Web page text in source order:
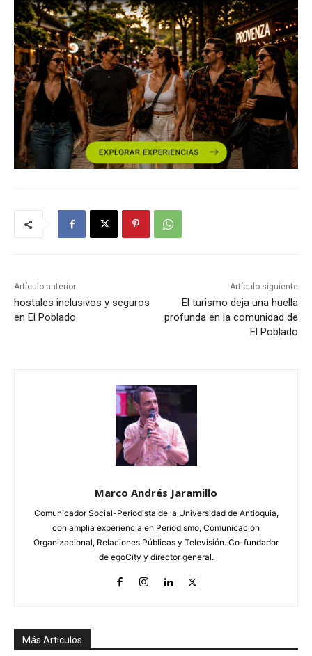
Artículo anterior
hostales inclusivos y seguros
en El Poblado
Artículo siguiente
El turismo deja una huella
profunda en la comunidad de
El Poblado
Marco Andrés Jaramillo
Comunicador Social-Periodista de la Universidad de Antioquia,
con amplia experiencia en Periodismo, Comunicación
Organizacional, Relaciones Públicas y Televisión. Co-fundador
de egoCity y director general.
Más Articulos